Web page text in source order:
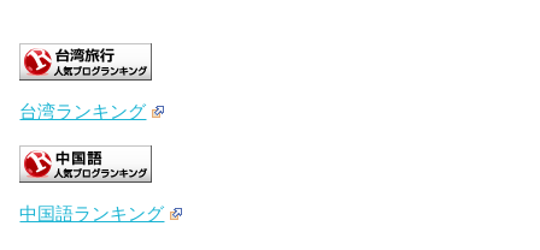
台湾ランキング
中国語ランキング